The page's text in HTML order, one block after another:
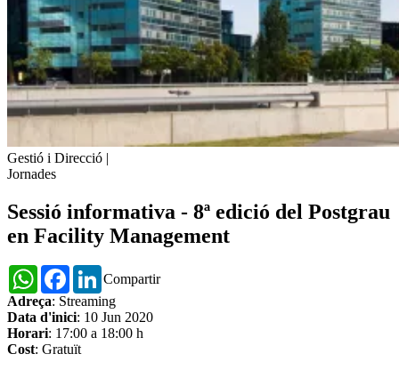
Gestió i Direcció |
Jornades
Sessió informativa - 8ª edició del Postgrau
en Facility Management
Compartir
WhatsAppFacebookLinkedIn
Adreça: Streaming
Data d'inici: 10 Jun 2020
Horari: 17:00 a 18:00 h
Cost: Gratuït